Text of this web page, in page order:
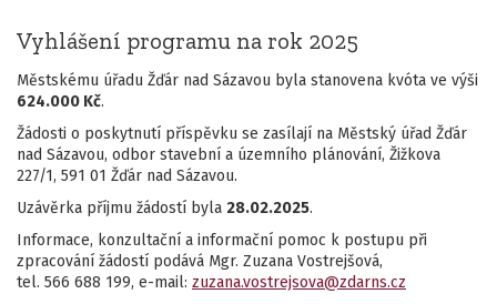
Vyhlášení programu na rok 2025
Městskému úřadu Žďár nad Sázavou byla stanovena kvóta ve výši
624.000 Kč.
Žádosti o poskytnutí příspěvku se zasílají na Městský úřad Žďár
nad Sázavou, odbor stavební a územního plánování, Žižkova
227/1, 591 01 Žďár nad Sázavou.
Uzávěrka příjmu žádostí byla 28.02.2025.
Informace, konzultační a informační pomoc k postupu při
zpracování žádostí podává Mgr. Zuzana Vostrejšová,
tel. 566 688 199, e-mail: zuzana.vostrejsova@zdarns.cz